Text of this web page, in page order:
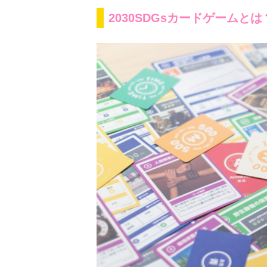
2030SDGsカードゲームとは